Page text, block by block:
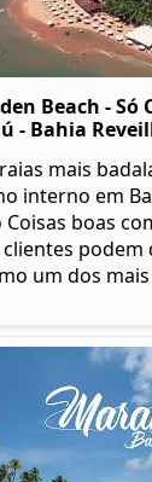
Beach - Só
- Bahia
mais
interno em
Coisas boas
clientes
um dos